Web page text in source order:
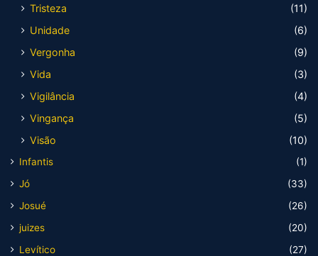
Tristeza
(11)
Unidade
(6)
Vergonha
(9)
Vida
(3)
Vigilância
(4)
Vingança
(5)
Visão
(10)
Infantis
(1)
Jó
(33)
Josué
(26)
juizes
(20)
Levítico
(27)